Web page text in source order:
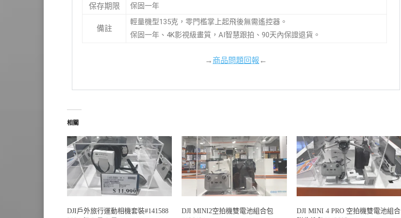
保存期限 保固一年
備註
輕量機型135克，零門檻掌上起飛後無需遙控器。
保固一年、4K影視級畫質，AI智慧跟拍、90天內保證退貨。
→商品問題回報←
相關
DJI戶外旅行運動相機套裝#141588
DJI MINI2空拍機雙電池組合包
DJI MINI 4 PRO 空拍機雙電池組合